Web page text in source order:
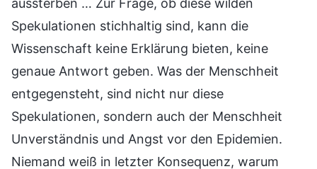
aussterben … Zur Frage, ob diese wilden
Spekulationen stichhaltig sind, kann die
Wissenschaft keine Erklärung bieten, keine
genaue Antwort geben. Was der Menschheit
entgegensteht, sind nicht nur diese
Spekulationen, sondern auch der Menschheit
Unverständnis und Angst vor den Epidemien.
Niemand weiß in letzter Konsequenz, warum